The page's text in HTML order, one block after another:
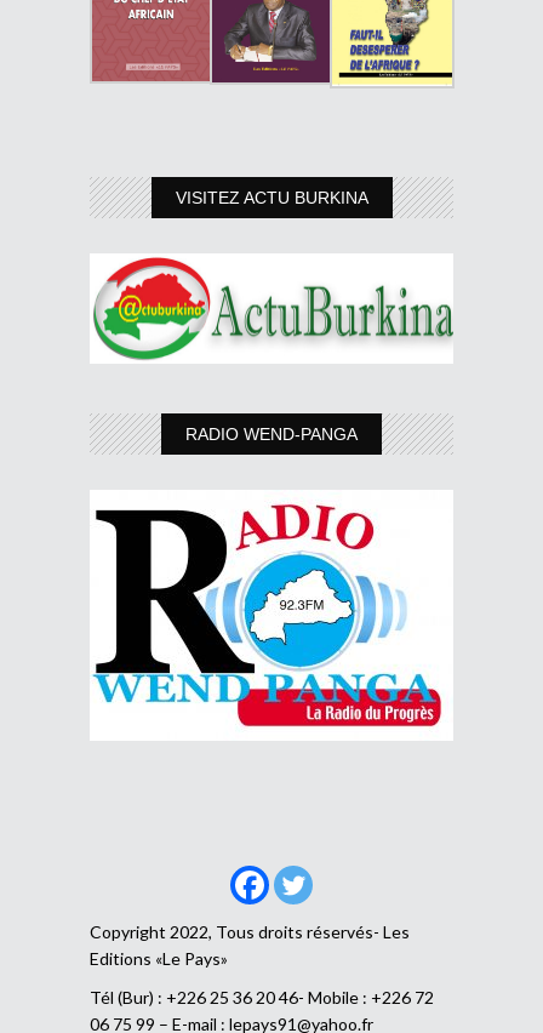
VISITEZ ACTU BURKINA
RADIO WEND-PANGA
Copyright 2022, Tous droits réservés- Les
Editions «Le Pays»
Tél (Bur) : +226 25 36 20 46- Mobile : +226 72
06 75 99 – E-mail : lepays91@yahoo.fr